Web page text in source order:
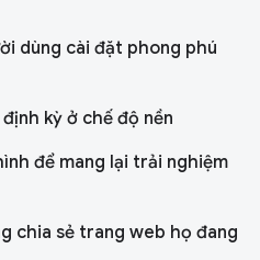
dùng cài đặt phong phú
kỳ ở chế độ nền
để mang lại trải nghiệm
chia sẻ trang web họ đang